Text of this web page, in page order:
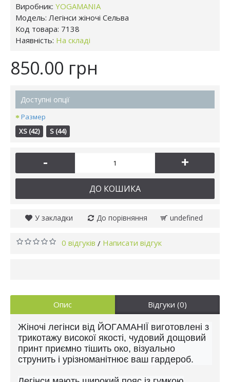
Виробник: YOGAMANIA
Модель: Легінси жіночі Сельва
Код товара: 7138
Наявність: На складі
850.00 грн
Доступні опції
Размер
XS (42)
S (44)
- +
ДО КОШИКА
У закладки До порівняння undefined
0 відгуків / Написати відгук
Опис Відгуки (0)
Жіночі легінси від ЙОГАМАНІЇ виготовлені з
трикотажу високої якості, чудовий дощовий
принт приємно тішить око, візуально
струнить і урізноманітнює ваш гардероб.